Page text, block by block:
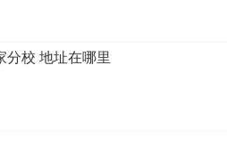
分校 地址在哪里